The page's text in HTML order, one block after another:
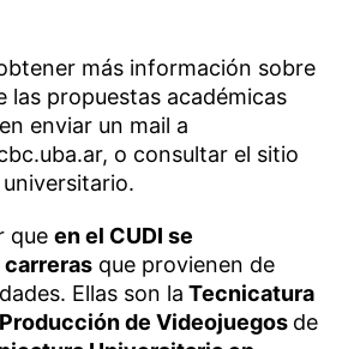
más información sobre
las propuestas académicas
enviar un mail a
o consultar el sitio
que en el CUDI se
que provienen de
Ellas son la Tecnicatura
de Videojuegos de